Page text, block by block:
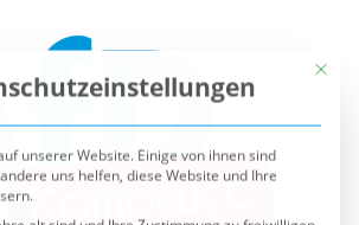
unserer Website. Einige von ihnen sind
alt sind und Ihre Zustimmung zu freiwilligen